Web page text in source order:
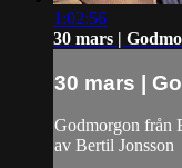
1:02:56
30 mars |
30 mars |
Godmorgon från
av Bertil Jonsson